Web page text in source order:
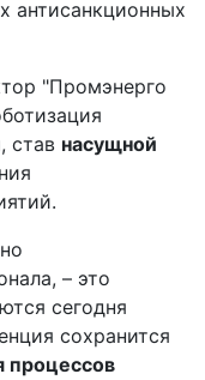
антисанкционных
"Промэнерго
став насущной
– это
сегодня
сохранится
процессов